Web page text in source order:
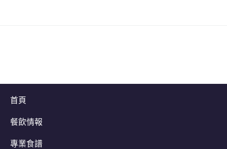
首頁
餐飲情報
專業食譜